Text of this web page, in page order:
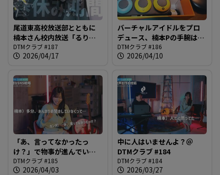
尾道東高校放送部とともに
楠本さん校内放送「るりラ
ジ」デビューへ！＠DTMク
ラブ #187
DTMクラブ #187
2026/04/17
バーチャルアイドルをプロ
デュース、楠本Pの手腕は？
＠DTMクラブ #186
DTMクラブ #186
2026/04/10
「あ、言ってなかったっ
け？」で物事が進んでいく
＠DTMクラブ #185
DTMクラブ #185
2026/04/03
中に人はいませんよ？＠
DTMクラブ #184
DTMクラブ #184
2026/03/27